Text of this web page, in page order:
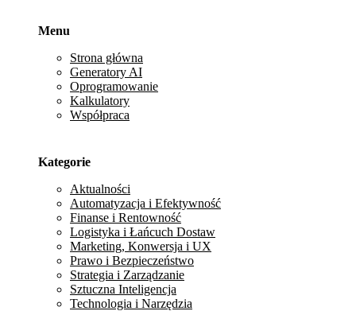
Menu
Strona główna
Generatory AI
Oprogramowanie
Kalkulatory
Współpraca
Kategorie
Aktualności
Automatyzacja i Efektywność
Finanse i Rentowność
Logistyka i Łańcuch Dostaw
Marketing, Konwersja i UX
Prawo i Bezpieczeństwo
Strategia i Zarządzanie
Sztuczna Inteligencja
Technologia i Narzędzia